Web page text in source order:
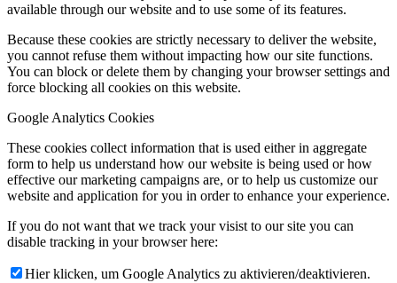
available through our website and to use some of its features.
Because these cookies are strictly necessary to deliver the website,
you cannot refuse them without impacting how our site functions.
You can block or delete them by changing your browser settings and
force blocking all cookies on this website.
Google Analytics Cookies
These cookies collect information that is used either in aggregate
form to help us understand how our website is being used or how
effective our marketing campaigns are, or to help us customize our
website and application for you in order to enhance your experience.
If you do not want that we track your visist to our site you can
disable tracking in your browser here:
Hier klicken, um Google Analytics zu aktivieren/deaktivieren.